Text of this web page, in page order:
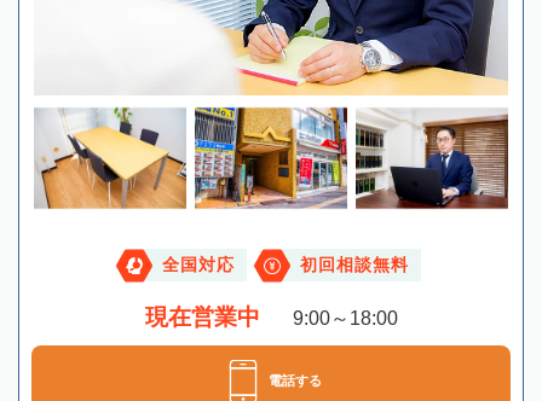
全国対応 初回相談無料
現在営業中 9:00～18:00
電話する